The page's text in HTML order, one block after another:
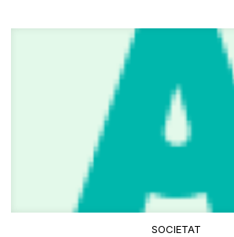
SOCIETAT